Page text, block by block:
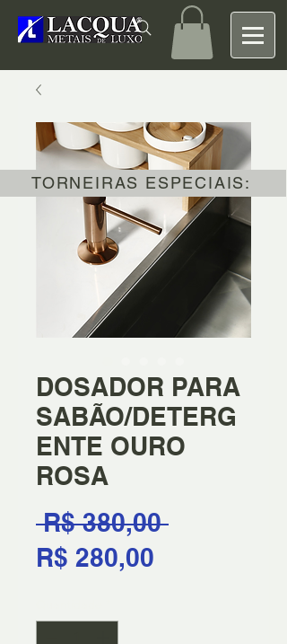
DOSADOR PARA
SABÃO/DETERG
ENTE OURO
ROSA
R$ 380,00 Preço
R$ 280,00
TORNEIRAS ESPECIAIS: